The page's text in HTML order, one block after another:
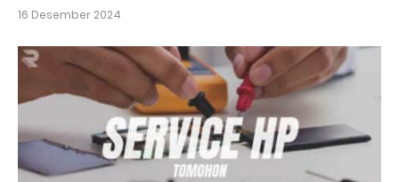
16 Desember 2024